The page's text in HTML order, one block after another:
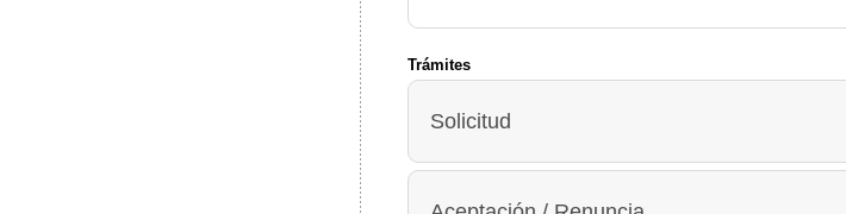
Trámites
Solicitud